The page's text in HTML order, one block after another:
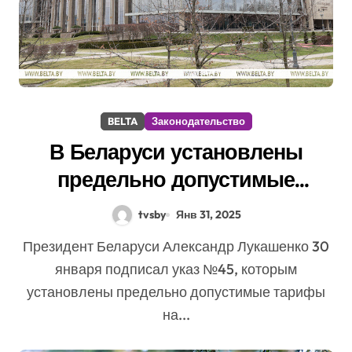
BELTA Законодательство
В Беларуси установлены
предельно допустимые
тарифы на ЖКУ на 2025 год
tvsby Янв 31, 2025
Президент Беларуси Александр Лукашенко 30
января подписал указ №45, которым
установлены предельно допустимые тарифы
на...